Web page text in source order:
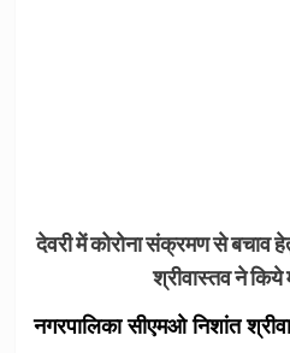
देवरी में कोरोना संक्रमण से बचाव
श्रीवास्तव ने किये
नगरपालिका सीएमओ निशांत